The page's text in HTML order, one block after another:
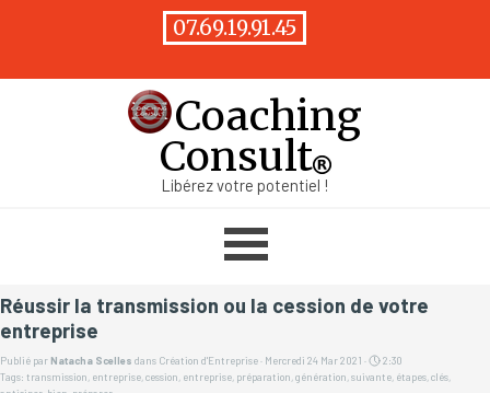
07.69.19.91.45
Coaching
Consult
Libérez votre potentiel !
Réussir la transmission ou la cession de votre
entreprise
Publié par Natacha Scelles dans Création d'Entreprise· Mercredi 24 Mar 2021 ·
2:30
Tags: transmission entreprise cession entreprise préparation génération suivante étapes clés